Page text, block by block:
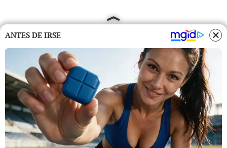
ANTES DE IRSE